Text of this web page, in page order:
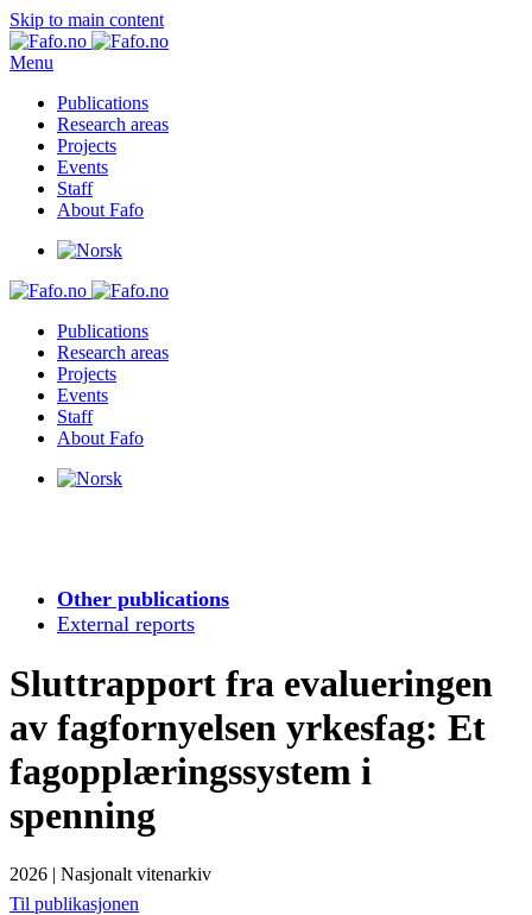
Skip to main content
Menu
Publications
Research areas
Projects
Events
Staff
About Fafo
Publications
Research areas
Projects
Events
Staff
About Fafo
Other publications
External reports
Sluttrapport fra evalueringen
av fagfornyelsen yrkesfag: Et
fagopplæringssystem i
spenning
2026 | Nasjonalt vitenarkiv
Til publikasjonen